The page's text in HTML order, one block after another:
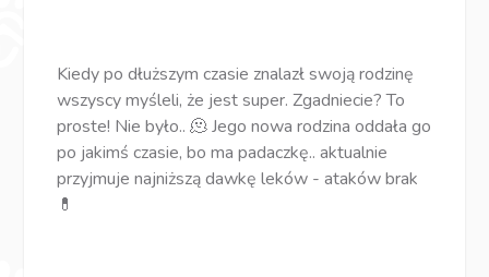
Kiedy po dłuższym czasie znalazł swoją rodzinę
wszyscy myśleli, że jest super. Zgadniecie? To
proste! Nie było.. 🫠 Jego nowa rodzina oddała go
po jakimś czasie, bo ma padaczkę.. aktualnie
przyjmuje najniższą dawkę leków - ataków brak
💊